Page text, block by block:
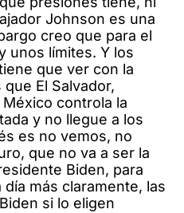
Johnson es una
creo que para el
unos límites. Y los
que ver con la
El Salvador,
controla la
y no llegue a los
es no vemos, no
que no va a ser la
Biden, para
más claramente, las
si lo eligen